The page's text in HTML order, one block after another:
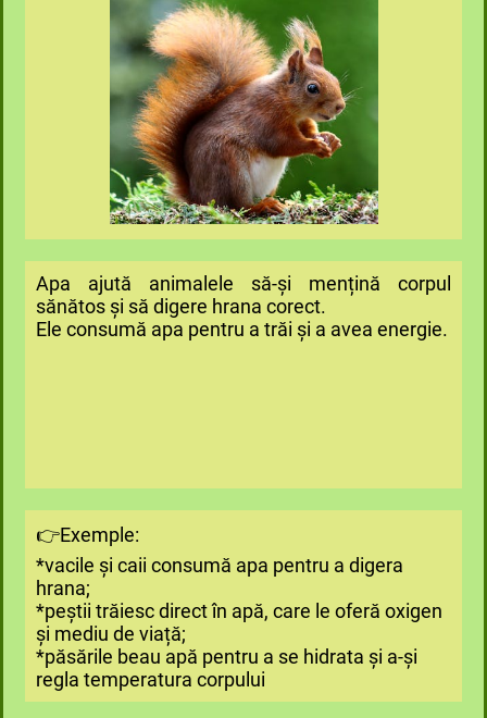
Apa ajută animalele să-și mențină corpul
sănătos și să digere hrana corect.
Ele consumă apa pentru a trăi și a avea energie.
👉Exemple:
*vacile și caii consumă apa pentru a digera
hrana;
*peștii trăiesc direct în apă, care le oferă oxigen
și mediu de viață;
*păsările beau apă pentru a se hidrata și a-și
regla temperatura corpului